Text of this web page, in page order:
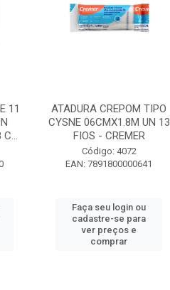
11
C...
ATADURA CREPOM TIPO
CYSNE 06CMX1.8M UN 13
FIOS - CREMER
Código: 4072
EAN: 7891800000641
Faça seu login ou
cadastre-se para
ver preços e
comprar